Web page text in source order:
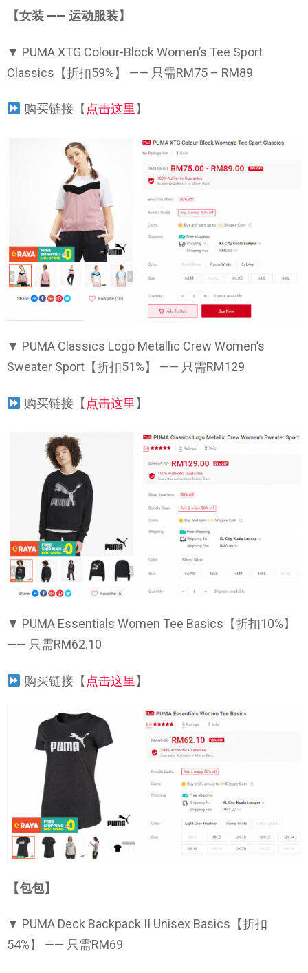
【女装 —— 运动服装】
▼ PUMA XTG Colour-Block Women’s Tee Sport
Classics【折扣59%】 —— 只需RM75 – RM89
购买链接【 点击这里 】
▼ PUMA Classics Logo Metallic Crew Women’s
Sweater Sport【折扣51%】 —— 只需RM129
购买链接【点击这里】
▼ PUMA Essentials Women Tee Basics【折扣10%】
—— 只需RM62.10
购买链接【 点击这里 】
【包包】
▼ PUMA Deck Backpack II Unisex Basics【折扣
54%】 —— 只需RM69